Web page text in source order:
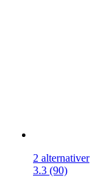
2 alternativer
3.3 (90)